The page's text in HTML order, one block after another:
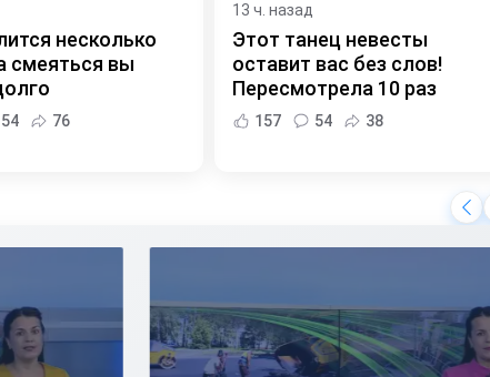
несколько
смеяться вы
54 76
13 ч. назад
Этот танец невесты
оставит вас без слов!
Пересмотрела 10 раз
157 54 38